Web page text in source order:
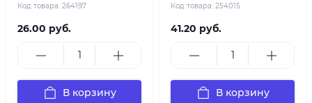
Код товара: 264197
26.00 руб.
В корзину
Код товара: 254015
41.20 руб.
В корзину